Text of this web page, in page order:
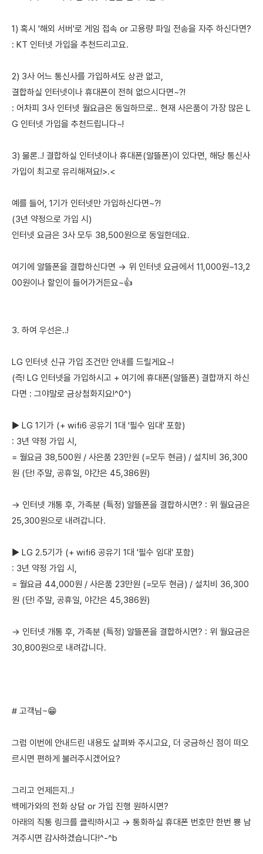
1) 혹시 '해외 서버'로 게임 접속 or 고용량 파일 전송을 자주 하신다면?
: KT 인터넷 가입을 추천드리고요.
2) 3사 어느 통신사를 가입하셔도 상관 없고,
결합하실 인터넷이나 휴대폰이 전혀 없으시다면~?!
: 어차피 3사 인터넷 월요금은 동일하므로.. 현재 사은품이 가장 많은 L
G 인터넷 가입을 추천드립니다~!
3) 물론..! 결합하실 인터넷이나 휴대폰(알뜰폰)이 있다면, 해당 통신사
가입이 최고로 유리해져요!>.<
예를 들어, 1기가 인터넷만 가입하신다면~?!
(3년 약정으로 가입 시)
인터넷 요금은 3사 모두 38,500원으로 동일한데요.
여기에 알뜰폰을 결합하신다면 → 위 인터넷 요금에서 11,000원~13,2
00원이나 할인이 들어가거든요~👍
3. 하여 우선은..!
LG 인터넷 신규 가입 조건만 안내를 드릴게요~!
(즉! LG 인터넷을 가입하시고 + 여기에 휴대폰(알뜰폰) 결합까지 하신
다면 : 그야말로 금상첨화지요!^0^)
▶ LG 1기가 (+ wifi6 공유기 1대 '필수 임대' 포함)
: 3년 약정 가입 시,
= 월요금 38,500원 / 사은품 23만원 (=모두 현금) / 설치비 36,300
원 (단! 주말, 공휴일, 야간은 45,386원)
→ 인터넷 개통 후, 가족분 (특정) 알뜰폰을 결합하시면? : 위 월요금은
25,300원으로 내려갑니다.
▶ LG 2.5기가 (+ wifi6 공유기 1대 '필수 임대' 포함)
: 3년 약정 가입 시,
= 월요금 44,000원 / 사은품 23만원 (=모두 현금) / 설치비 36,300
원 (단! 주말, 공휴일, 야간은 45,386원)
→ 인터넷 개통 후, 가족분 (특정) 알뜰폰을 결합하시면? : 위 월요금은
30,800원으로 내려갑니다.
# 고객님~😁
그럼 이번에 안내드린 내용도 살펴봐 주시고요, 더 궁금하신 점이 떠오
르시면 편하게 불러주시겠어요?
그리고 언제든지..!
백메가와의 전화 상담 or 가입 진행 원하시면?
아래의 직통 링크를 클릭!하시고 → 통화하실 휴대폰 번호만 한번 뿅 남
겨주시면 감사하겠습니다!^-^b